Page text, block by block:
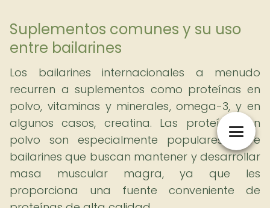
Suplementos comunes y su uso
entre bailarines
Los bailarines internacionales a menudo
recurren a suplementos como proteínas en
polvo, vitaminas y minerales, omega-3, y en
algunos casos, creatina. Las proteínas en
polvo son especialmente populares entre
bailarines que buscan mantener y desarrollar
masa muscular magra, ya que les
proporciona una fuente conveniente de